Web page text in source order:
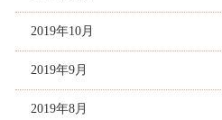
2019年10月
2019年9月
2019年8月